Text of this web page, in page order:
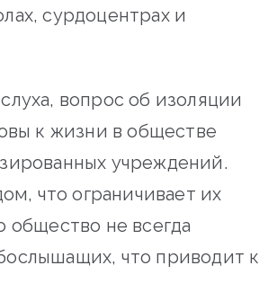
сурдоцентрах и
вопрос об изоляции
к жизни в обществе
учреждений.
что ограничивает их
не всегда
что приводит к